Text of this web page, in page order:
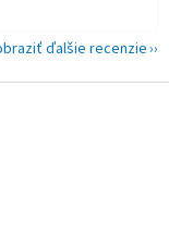
ďalšie recenzie